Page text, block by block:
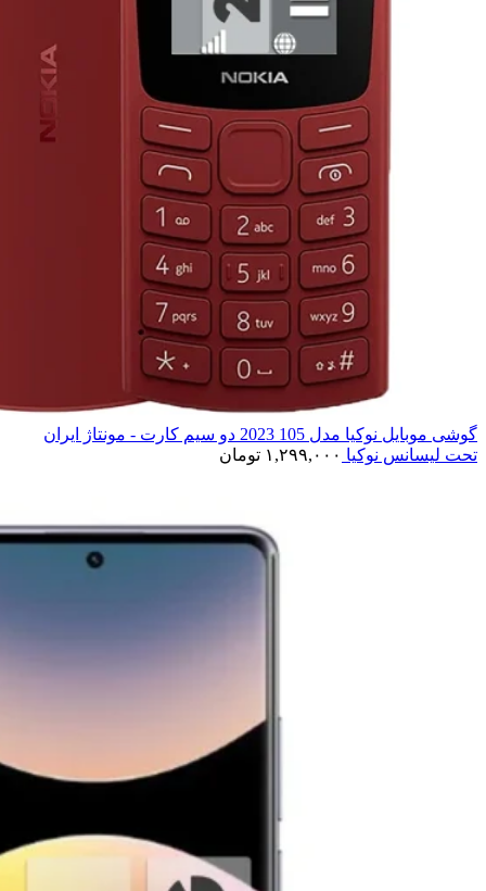
گوشی موبایل نوکیا مدل 105 2023 دو سیم‌ کارت - مونتاژ ایران
تحت لیسانس نوکیا ۱,۲۹۹,۰۰۰ تومان